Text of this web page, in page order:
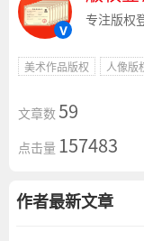
v 专注版权
美术作品版权 人像版
文章数 59
点击量 157483
作者最新文章